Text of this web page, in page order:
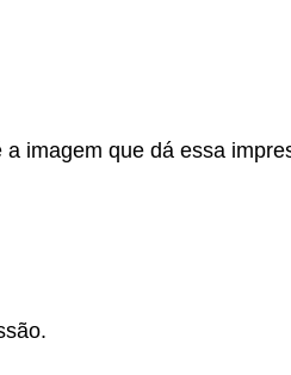
imagem que dá essa